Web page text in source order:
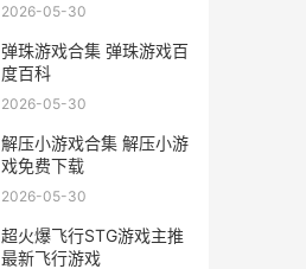
2026-05-30
弹珠游戏合集 弹珠游戏百
度百科
2026-05-30
解压小游戏合集 解压小游
戏免费下载
2026-05-30
超火爆飞行STG游戏主推
最新飞行游戏